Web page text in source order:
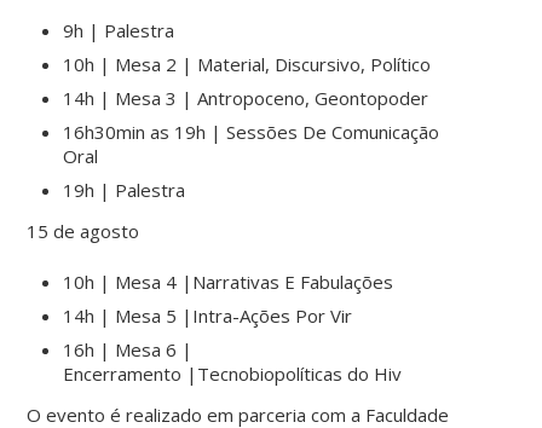
9h | Palestra
10h | Mesa 2 | Material, Discursivo, Político
14h | Mesa 3 |Antropoceno, Geontopoder
16h30min as 19h | Sessões De Comunicação
Oral
19h | Palestra
15 de agosto
10h | Mesa 4 | Narrativas E Fabulações
14h | Mesa 5 | Intra-Ações Por Vir
16h | Mesa 6 |
Encerramento | Tecnobiopolíticas do Hiv
O evento é realizado em parceria com a Faculdade